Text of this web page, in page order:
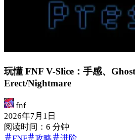
玩懂 FNF V-Slice：手感、
Erect/Nightmare
fnf
2026年7月1日
阅读时间：6 分钟
FNF
攻略 进阶